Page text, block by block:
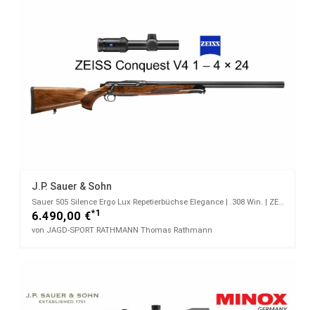
J.P. Sauer & Sohn
Sauer 505 Silence Ergo Lux Repetierbüchse Elegance | .308 Win. | ZEISS V4 1 - 4 x 24
6.490,00 €*1
von JAGD-SPORT RATHMANN Thomas Rathmann